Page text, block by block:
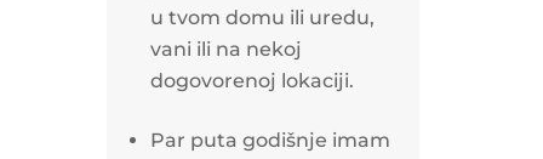
u tvom domu ili uredu,
vani ili na nekoj
dogovorenoj lokaciji.
Par puta godišnje imam